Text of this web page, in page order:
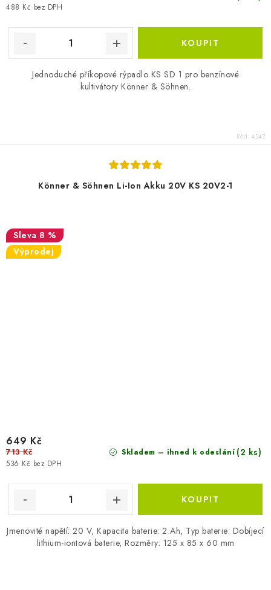
488 Kč bez DPH
Jednoduché příkopové rýpadlo KS SD 1 pro benzínové
kultivátory Könner & Söhnen.
Kód: 4242
Könner & Söhnen Li-Ion Akku 20V KS 20V2-1
8 %
Výprodej
Skladem – ihned k odeslání (2 ks)
536 Kč bez DPH
649 Kč
713 Kč
Jmenovité napětí: 20 V, Kapacita baterie: 2 Ah, Typ baterie: Dobíjecí
lithium-iontová baterie, Rozměry: 125 x 85 x 60 mm